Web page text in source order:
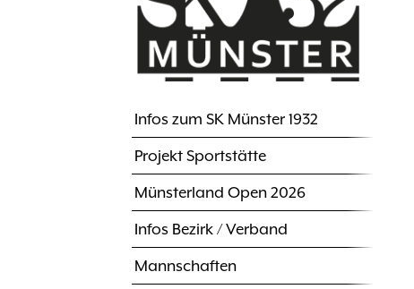
Hauptnavigation
Infos zum SK Münster 1932
Projekt Sportstätte
Münsterland Open 2026
Infos Bezirk / Verband
Mannschaften